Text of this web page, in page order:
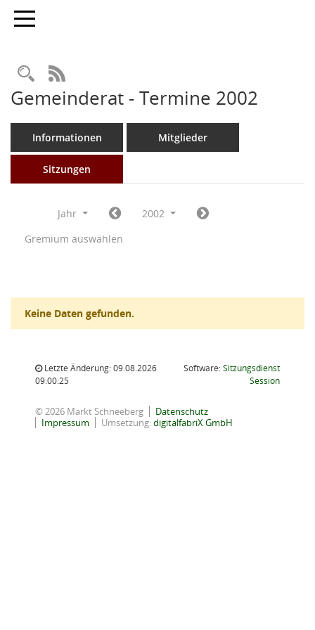
Toggle navigation
Rechercheauswahl
RSS-Feed
Gemeinderat - Termine 2002
Informationen Mitglieder
Sitzungen
Jahr
2002
Gremium auswählen
Keine Daten gefunden.
Letzte Änderung: 09.08.2026
09:00:25
Software:Sitzungsdienst
Session(Wird in
© 2026 Markt Schneeberg
Datenschutz
Impressum
Umsetzung:digitalfabriX GmbH